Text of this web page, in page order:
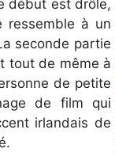
début est drôle,
ressemble à un
seconde partie
tout de même à
de petite
de film qui
irlandais de